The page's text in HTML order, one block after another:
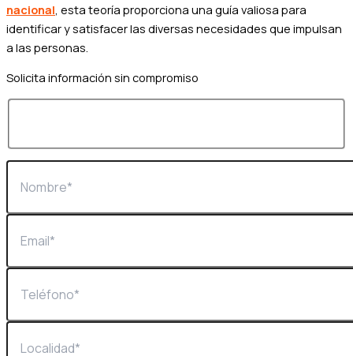
nacional , esta teoría proporciona una guía valiosa para
identificar y satisfacer las diversas necesidades que impulsan
a las personas.
Solicita información sin compromiso